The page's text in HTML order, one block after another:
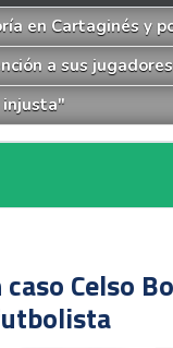
en Cartaginés y
a sus
injusta"
Celso